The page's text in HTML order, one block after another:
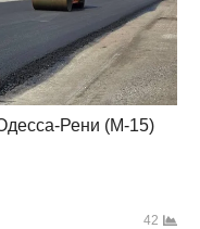
Рени (М-15)
42